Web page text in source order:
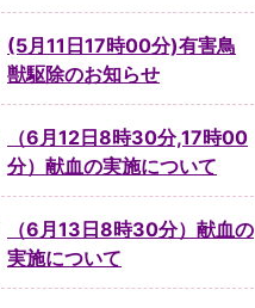
(5月11日17時00分)有害鳥
獣駆除のお知らせ
（6月12日8時30分,17時00
分）献血の実施について
（6月13日8時30分）献血の
実施について